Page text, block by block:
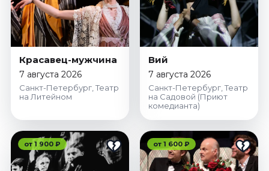
Красавец-мужчина
7 августа 2026
Санкт-Петербург, Театр
на Литейном
Вий
7 августа 2026
Санкт-Петербург, Театр
на Садовой (Приют
комедианта)
от 1 900 ₽ от 1 600 ₽